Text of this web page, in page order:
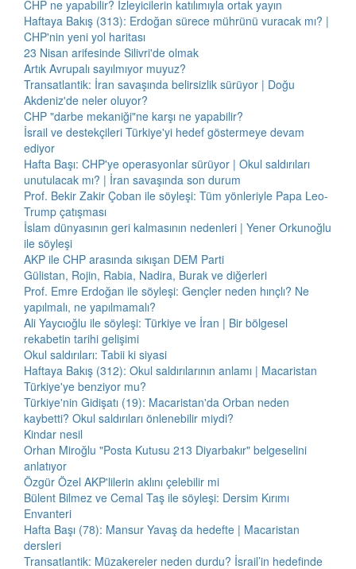
CHP ne yapabilir? İzleyicilerin katılımıyla ortak yayın
Haftaya Bakış (313): Erdoğan sürece mührünü vuracak mı? |
CHP'nin yeni yol haritası
23 Nisan arifesinde Silivri'de olmak
Artık Avrupalı sayılmıyor muyuz?
Transatlantik: İran savaşında belirsizlik sürüyor | Doğu
Akdeniz'de neler oluyor?
CHP "darbe mekaniği"ne karşı ne yapabilir?
İsrail ve destekçileri Türkiye'yi hedef göstermeye devam
ediyor
Hafta Başı: CHP'ye operasyonlar sürüyor | Okul saldırıları
unutulacak mı? | İran savaşında son durum
Prof. Bekir Zakir Çoban ile söyleşi: Tüm yönleriyle Papa Leo-
Trump çatışması
İslam dünyasının geri kalmasının nedenleri | Yener Orkunoğlu
ile söyleşi
AKP ile CHP arasında sıkışan DEM Parti
Gülistan, Rojin, Rabia, Nadira, Burak ve diğerleri
Prof. Emre Erdoğan ile söyleşi: Gençler neden hınçlı? Ne
yapılmalı, ne yapılmamalı?
Ali Yaycıoğlu ile söyleşi: Türkiye ve İran | Bir bölgesel
rekabetin tarihi gelişimi
Okul saldırıları: Tabii ki siyasi
Haftaya Bakış (312): Okul saldırılarının anlamı | Macaristan
Türkiye'ye benziyor mu?
Türkiye'nin Gidişatı (19): Macaristan'da Orban neden
kaybetti? Okul saldırıları önlenebilir miydi?
Kindar nesil
Orhan Miroğlu "Posta Kutusu 213 Diyarbakır" belgeselini
anlatıyor
Özgür Özel AKP'lilerin aklını çelebilir mi
Bülent Bilmez ve Cemal Taş ile söyleşi: Dersim Kırımı
Envanteri
Hafta Başı (78): Mansur Yavaş da hedefte | Macaristan
dersleri
Transatlantik: Müzakereler neden durdu? İsrail’in hedefinde